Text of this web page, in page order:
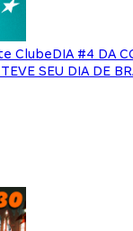
ClubeDIA #4 DA
SEU DIA DE